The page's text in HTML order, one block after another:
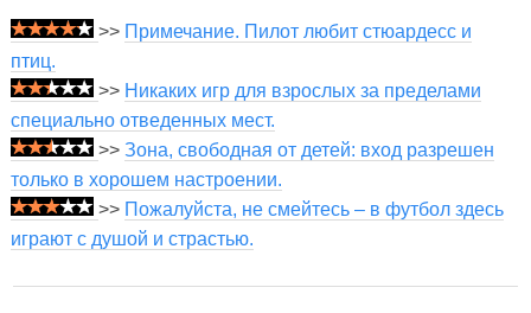
>> Примечание. Пилот любит стюардесс и
птиц.
>> Никаких игр для взрослых за пределами
специально отведенных мест.
>> Зона, свободная от детей: вход разрешен
только в хорошем настроении.
>> Пожалуйста, не смейтесь – в футбол здесь
играют с душой и страстью.